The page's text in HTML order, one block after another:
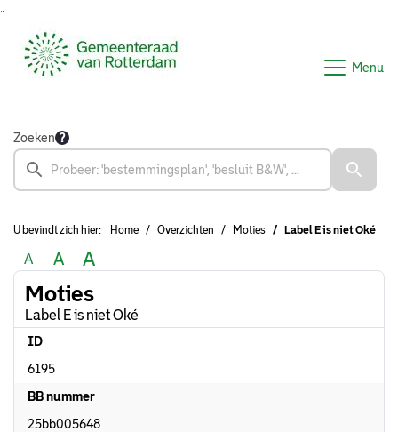
Menu
Zoeken
U bevindt zich hier: Home Overzichten Moties Label E is niet Oké
A A A
Moties
Label E is niet Oké
ID
6195
BB nummer
25bb005648